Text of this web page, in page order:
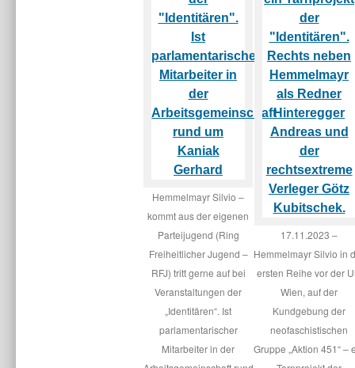
Hemmelmayr Silvio –
kommt aus der eigenen
Parteijugend (Ring
Freiheitlicher Jugend –
RFJ) tritt gerne auf bei
Veranstaltungen der
„Identitären“. Ist
parlamentarischer
Mitarbeiter in der
17.11.2023 –
Hemmelmayr Silvio in
ersten Reihe vor der
Wien, auf der
Kundgebung der
neofaschistischen
Gruppe „Aktion 451“ –